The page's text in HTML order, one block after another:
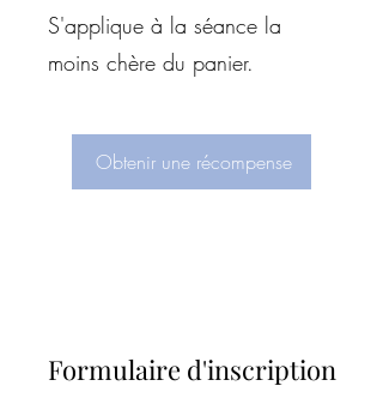
Obtenir une récompense
S'applique à la séance la
moins chère du panier.
Formulaire d'inscription